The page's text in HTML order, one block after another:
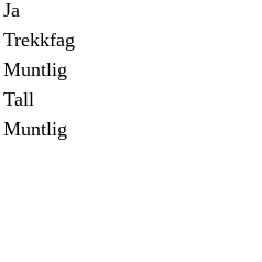
Ja
Trekkfag
Muntlig
Tall
Muntlig